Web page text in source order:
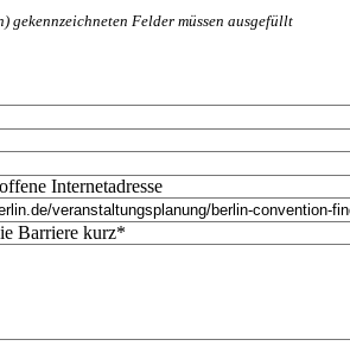
gekennzeichneten Felder müssen ausgefüllt
Internetadresse
Barriere kurz*